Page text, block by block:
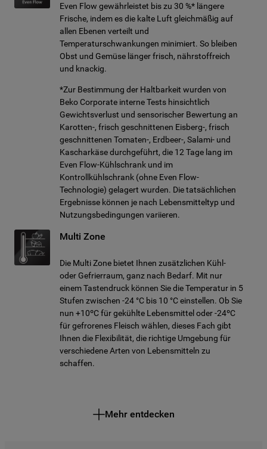
Even Flow gewährleistet bis zu 30 %* längere
Frische, indem es die kalte Luft gleichmäßig auf
allen Ebenen verteilt und
Temperaturschwankungen minimiert. So bleiben
Obst und Gemüse länger frisch, nährstoffreich
und knackig.
*Zur Bestimmung der Haltbarkeit wurden von
Beko Corporate interne Tests hinsichtlich
Gewichtsverlust und sensorischer Bewertung an
Karotten-, frisch geschnittenen Eisberg-, frisch
geschnittenen Tomaten-, Erdbeer-, Salami- und
Kascharkäse durchgeführt, die 12 Tage lang im
Even Flow-Kühlschrank und im
Kontrollkühlschrank (ohne Even Flow-
Technologie) gelagert wurden. Die tatsächlichen
Ergebnisse können je nach Lebensmitteltyp und
Nutzungsbedingungen variieren.
Multi Zone
Die Multi Zone bietet Ihnen zusätzlichen Kühl-
oder Gefrierraum, ganz nach Bedarf. Mit nur
einem Tastendruck können Sie die Temperatur in 5
Stufen zwischen -24 °C bis 10 °C einstellen. Ob Sie
nun +10ºC für gekühlte Lebensmittel oder -24ºC
für gefrorenes Fleisch wählen, dieses Fach gibt
Ihnen die Flexibilität, die richtige Umgebung für
verschiedene Arten von Lebensmitteln zu
schaffen.
Mehr entdecken